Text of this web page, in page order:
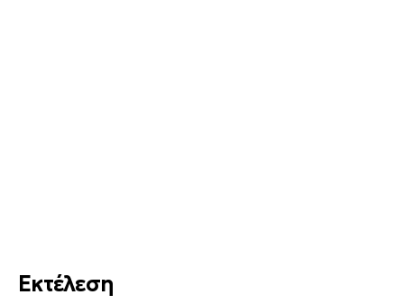
Εκτέλεση